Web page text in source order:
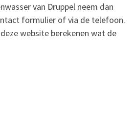
van Druppel neem dan
formulier of via de telefoon.
website berekenen wat de